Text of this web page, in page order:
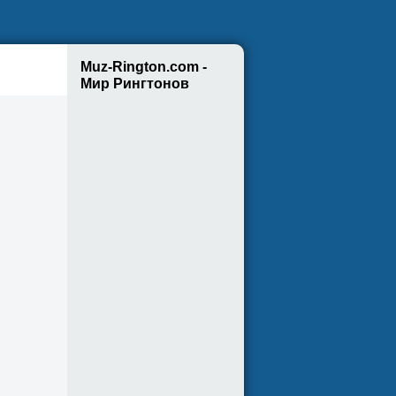
Muz-Rington.com -
Мир Рингтонов